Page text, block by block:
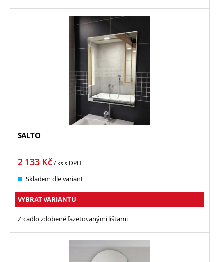
SALTO
2 133 Kč/ kss DPH
Skladem dle variant
VYBRAT VARIANTU
Zrcadlo zdobené fazetovanými lištami